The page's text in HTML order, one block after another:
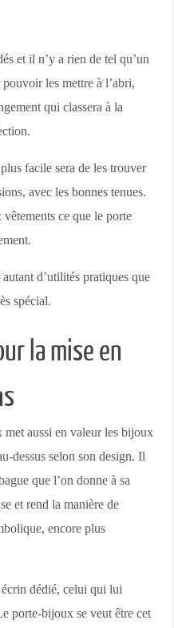
et il n’y a rien de tel qu’un
les mettre à l’abri,
qui classera à la
facile sera de les trouver
avec les bonnes tenues.
ce que le porte
d’utilités pratiques que
spécial.
la mise en
met aussi en valeur les bijoux
dessus selon son design. Il
que l’on donne à sa
et rend la manière de
encore plus
dédié, celui qui lui
porte-bijoux se veut être cet